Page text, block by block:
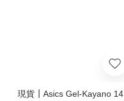
現貨┃Asics Gel-Kayano 14